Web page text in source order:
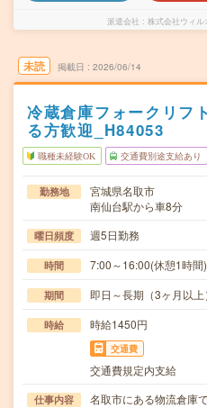
派遣会社 株式会社ウィ
未読 掲載日 2026/06/14
冷蔵倉庫フォークリフ
る方歓迎_H84053
職種未経験OK 交通費別途支給あり
勤務地
宮城県名取市
南仙台駅から車8分
曜日頻度 週5日勤務
時間 7:00～16:00(休憩1時間)
期間 即日～長期（3ヶ月以
時給 時給1450円
交通費
交通費規定内支給
仕事内容
名取市にある物流倉庫